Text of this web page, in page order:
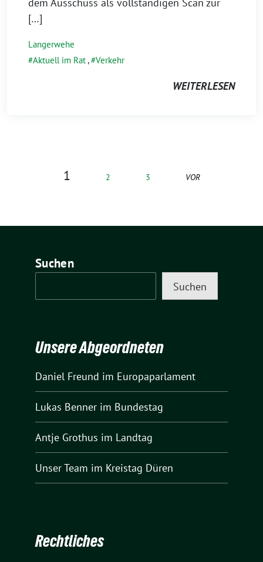
[…]
Langerwehe
Aktuell im Rat, Verkehr
WEITERLESEN
1 2 3 VOR
Suchen
Suchen
Unsere Abgeordneten
Daniel Freund im Europaparlament
Lukas Benner im Bundestag
Antje Grothus im Landtag
Unser Team im Kreistag Düren
Rechtliches